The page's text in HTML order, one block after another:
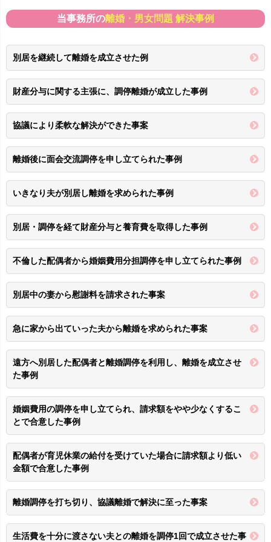
当事務所の離婚・男女問題 解決事例
別居を継続して離婚を成立させた例
財産分与に関する主張に、調停離婚が成立した事例
協議により柔軟な解決ができた事案
離婚後に面会交流調停を申し立てられた事例
いきなり夫が別居し離婚を求められた事例
別居・調停を経て財産分与と養育費を取得した事例
不倫した配偶者から婚姻費用分担調停を申し立てられた事例
別居中の妻から慰謝料を請求された事案
急に家から出ていった夫から離婚を求められた事案
遠方へ別居した配偶者と離婚調停を利用し、離婚を成立させ
た事例
婚姻費用の調停を申し立てられ、請求額をやや少なくするこ
とで合意した事例
配偶者が育児休業の給付を受けていた場合に請求額より低い
金額で合意した事例
離婚調停を打ち切り、協議離婚で解決に至った事案
生活費を十分に渡さない夫との離婚を調停1回で成立させた事